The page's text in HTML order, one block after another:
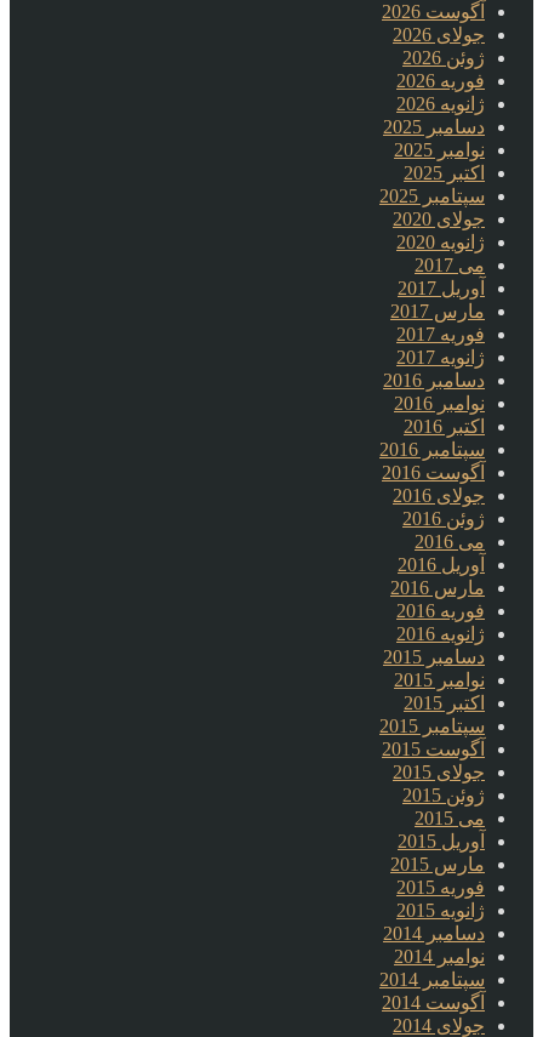
آگوست 2026
جولای 2026
ژوئن 2026
فوریه 2026
ژانویه 2026
دسامبر 2025
نوامبر 2025
اکتبر 2025
سپتامبر 2025
جولای 2020
ژانویه 2020
می 2017
آوریل 2017
مارس 2017
فوریه 2017
ژانویه 2017
دسامبر 2016
نوامبر 2016
اکتبر 2016
سپتامبر 2016
آگوست 2016
جولای 2016
ژوئن 2016
می 2016
آوریل 2016
مارس 2016
فوریه 2016
ژانویه 2016
دسامبر 2015
نوامبر 2015
اکتبر 2015
سپتامبر 2015
آگوست 2015
جولای 2015
ژوئن 2015
می 2015
آوریل 2015
مارس 2015
فوریه 2015
ژانویه 2015
دسامبر 2014
نوامبر 2014
سپتامبر 2014
آگوست 2014
جولای 2014